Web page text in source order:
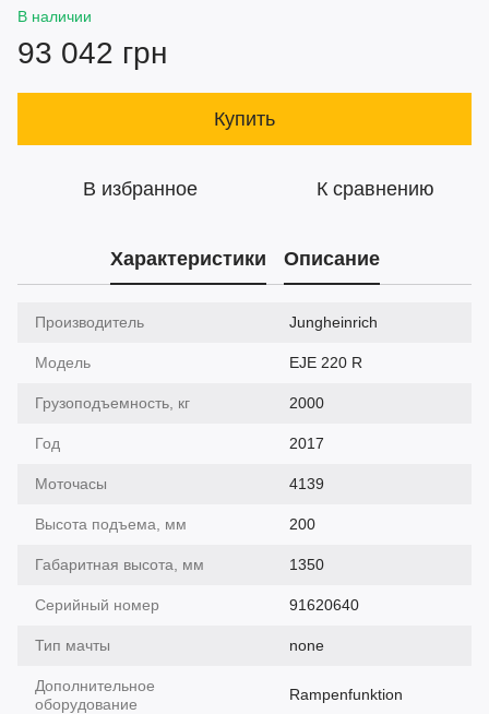
В наличии
93 042 грн
Купить
В избранное К сравнению
Характеристики Описание
Производитель Jungheinrich
Модель EJE 220 R
Грузоподъемность, кг 2000
Год 2017
Моточасы 4139
Высота подъема, мм 200
Габаритная высота, мм 1350
Серийный номер 91620640
Тип мачты none
Дополнительное
оборудование
Rampenfunktion